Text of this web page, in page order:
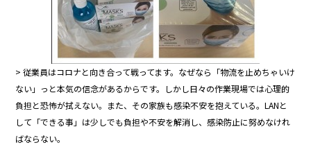
> 従業員はコロナと向き合って戦ってます。なぜなら「物流を止めちゃいけ
ない」っと本気の信念があるからです。しかし日々の作業現場では心理的
負担と恐怖が拭えない。また、その家族も感染不安を抱えている。LANと
して「できる事」は少しでも負担や不安を解消し、感染防止に努めなけれ
ばならない。